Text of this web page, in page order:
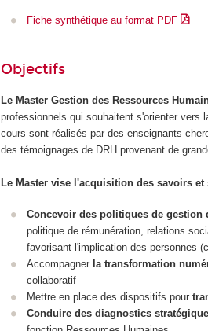
Fiche synthétique au format PDF
Objectifs
Le Master Gestion des Ressources
professionnels qui souhaitent s'orienter vers
cours sont réalisés par des enseignants
des témoignages de DRH provenant de
Le Master vise l'acquisition des savoirs
Concevoir des politiques de gestion
politique de rémunération, relations
favorisant l'implication des personnes
Accompagner la transformation
collaboratif
Mettre en place des dispositifs pour
Conduire des diagnostics